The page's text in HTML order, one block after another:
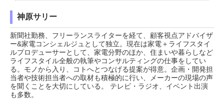
神原サリー
新聞社勤務、フリーランスライターを経て、顧客視点アドバイザ
ー&家電コンシェルジュとして独立。現在は家電＋ライフスタイ
ルプロデューサーとして、家電分野のほか、住まいや暮らしなど
ライフスタイル全般の執筆やコンサルティングの仕事をしてい
る。モノから入り、コトへとつなげる提案が得意。企画・開発担
当者や技術担当者への取材も積極的に行い、メーカーの現場の声
を聞くことを大切にしている。 テレビ・ラジオ、イベント出演
も多数。